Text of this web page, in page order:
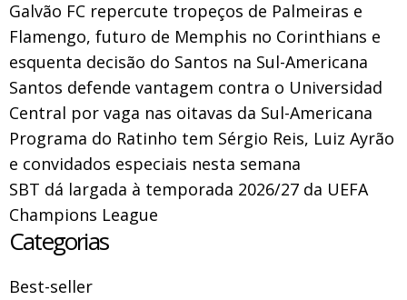
Galvão FC repercute tropeços de Palmeiras e
Flamengo, futuro de Memphis no Corinthians e
esquenta decisão do Santos na Sul-Americana
Santos defende vantagem contra o Universidad
Central por vaga nas oitavas da Sul-Americana
Programa do Ratinho tem Sérgio Reis, Luiz Ayrão
e convidados especiais nesta semana
SBT dá largada à temporada 2026/27 da UEFA
Champions League
Categorias
Best-seller